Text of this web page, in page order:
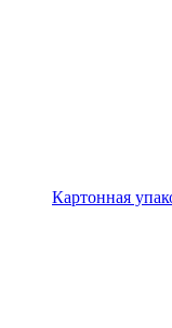
Картонная